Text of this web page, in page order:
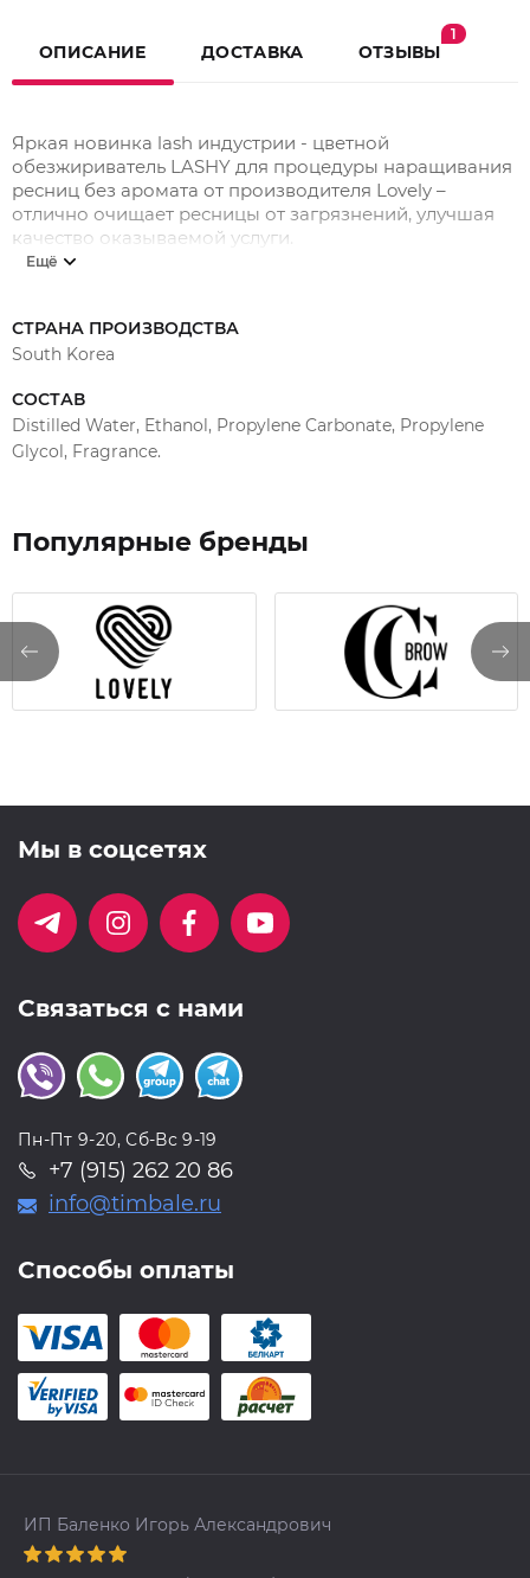
ОПИСАНИЕ ДОСТАВКА ОТЗЫВЫ
1
Яркая новинка lash индустрии - цветной
обезжириватель LASHY для процедуры наращивания
ресниц без аромата от производителя Lovely –
отлично очищает ресницы от загрязнений, улучшая
качество оказываемой услуги.
- Объем 15 мл
- Яркий и креативный дизайн, заметный на полке
- Российское производство на основе
многоступенчатого процесса передовых технологий
корейских производителей.
Ещё
СТРАНА ПРОИЗВОДСТВА
South Korea
СОСТАВ
Distilled Water, Ethanol, Propylene Carbonate, Propylene
Glycol, Fragrance.
Популярные бренды
Мы в соцсетях
Связаться с нами
Пн-Пт 9-20, Сб-Вс 9-19
+7 (915) 262 20 86
info@timbale.ru
Способы оплаты
ИП Баленко Игорь Александрович